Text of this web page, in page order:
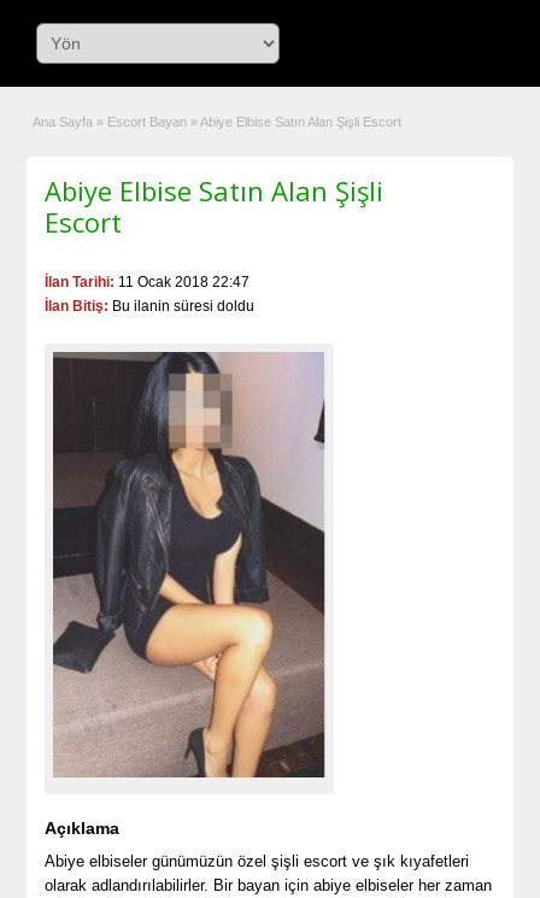
Ana Sayfa » Escort Bayan » Abiye Elbise Satın Alan Şişli Escort
Abiye Elbise Satın Alan Şişli
Escort
İlan Tarihi: 11 Ocak 2018 22:47
İlan Bitiş: Bu ilanin süresi doldu
Açıklama
Abiye elbiseler günümüzün özel şişli escort ve şık kıyafetleri
olarak adlandırılabilirler. Bir bayan için abiye elbiseler her zaman